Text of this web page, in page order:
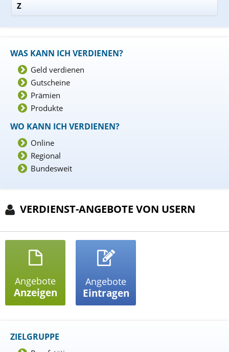
Z
WAS KANN ICH VERDIENEN?
Geld verdienen
Gutscheine
Prämien
Produkte
WO KANN ICH VERDIENEN?
Online
Regional
Bundesweit
VERDIENST-ANGEBOTE VON USERN
Angebote
Anzeigen
Angebote
Eintragen
ZIELGRUPPE